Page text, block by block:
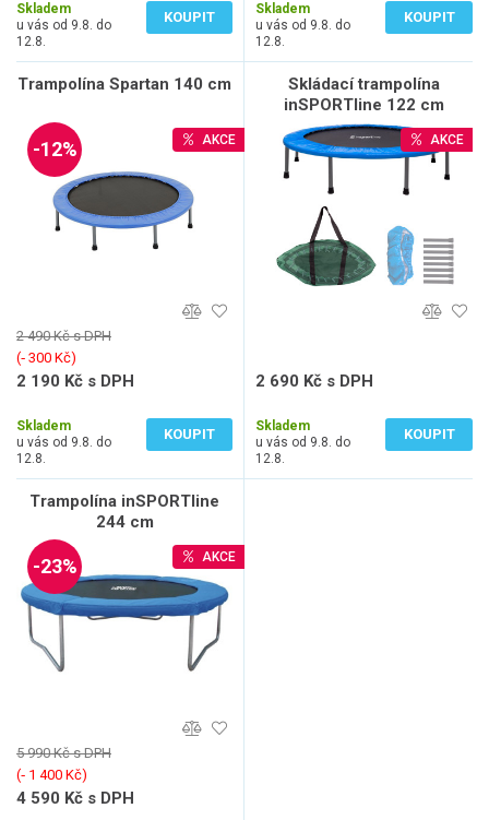
Skladem
u vás od 9.8. do
12.8.
KOUPIT
Skladem
u vás od 9.8. do
12.8.
KOUPIT
Trampolína Spartan 140 cm
AKCE
-12%
2 490 Kč s DPH
(‐ 300 Kč)
2 190 Kč s DPH
Skladem
u vás od 9.8. do
12.8.
KOUPIT
Skládací trampolína
inSPORTline 122 cm
AKCE
2 690 Kč s DPH
Skladem
u vás od 9.8. do
12.8.
KOUPIT
Trampolína inSPORTline
244 cm
AKCE
-23%
5 990 Kč s DPH
(‐ 1 400 Kč)
4 590 Kč s DPH